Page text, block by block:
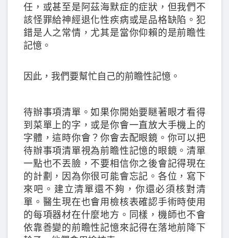
任，或甚至是阿茲海默症的症狀，但我們不
該怪罪給神經退化性疾病或是品格缺陷。犯
錯是人之常情，尤其是當你仰賴的是前瞻性
記憶。
因此，我們要幫忙自己的前瞻性記憶。
待辦事項清單。如果你開始要瞇著眼才看得
到菜單上的字，或是你會一直放大手機上的
字體，這時你會？你會去配眼鏡。你可以把
待辦事項清單視為前瞻性記憶的眼鏡。清單
一點也不丟臉，不要相信你之後會記得現在
的計劃，因為你很可能會忘記。各位，寫下
來吧。建立清單還不夠，你還必須核對清
單。醫生現在也會用檢核表確認手術時使用
的每項器材在什麼地方。同樣，機師也不會
依靠善變的前瞻性記憶來記得在落地前降下